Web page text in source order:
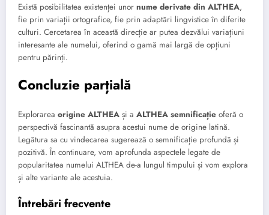
Există posibilitatea existenței unor nume derivate din ALTHEA,
fie prin variații ortografice, fie prin adaptări lingvistice în diferite
culturi. Cercetarea în această direcție ar putea dezvălui variațiuni
interesante ale numelui, oferind o gamă mai largă de opțiuni
pentru părinți.
Concluzie parțială
Explorarea origine ALTHEA și a ALTHEA semnificație oferă o
perspectivă fascinantă asupra acestui nume de origine latină.
Legătura sa cu vindecarea sugerează o semnificație profundă și
pozitivă. În continuare, vom aprofunda aspectele legate de
popularitatea numelui ALTHEA de-a lungul timpului și vom explora
și alte variante ale acestuia.
Întrebări frecvente